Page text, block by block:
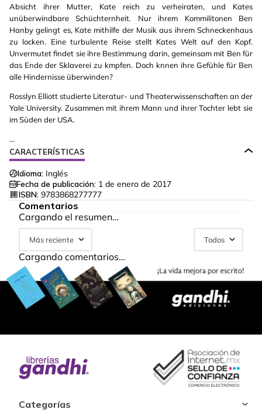
Absicht ihrer Mutter, Kate reich zu verheiraten, und Kates
unüberwindbare Schüchternheit. Nur ihrem Kommilitonen Ben
Hanby gelingt es, Kate mithilfe der Musik aus ihrem Schneckenhaus
zu locken. Eine turbulente Reise stellt Kates Welt auf den Kopf.
Unvermutet findet sie ihre Bestimmung darin, gemeinsam mit Ben für
das Ende der Sklaverei zu kmpfen. Doch knnen ihre Gefühle für Ben
alle Hindernisse überwinden?
Rosslyn Elliott studierte Literatur- und Theaterwissenschaften an der
Yale University. Zusammen mit ihrem Mann und ihrer Tochter lebt sie
im Süden der USA.
...
CARACTERÍSTICAS
Idioma: Inglés
Fecha de publicación: 1 de enero de 2017
ISBN: 9783868277777
Comentarios
Cargando el resumen…
Más reciente Todos
Cargando comentarios…
Categorías